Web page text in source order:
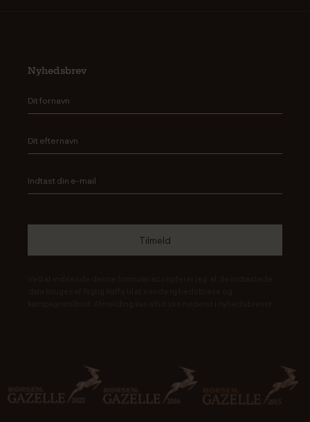
Nyhedsbrev